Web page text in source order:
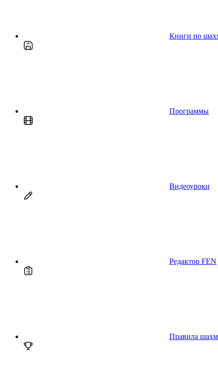
Книги по
Программы
Видеоуроки
Редактор FEN
Правила